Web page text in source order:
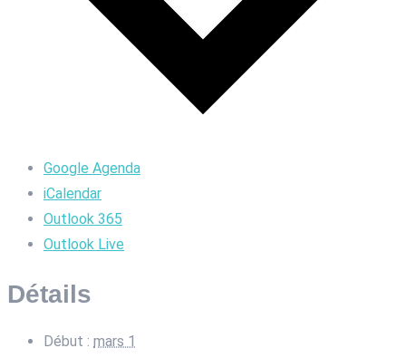
Google Agenda
iCalendar
Outlook 365
Outlook Live
Détails
Début : mars 1